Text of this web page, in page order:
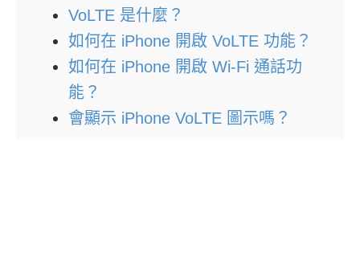
VoLTE 是什麼？
如何在 iPhone 開啟 VoLTE 功能？
如何在 iPhone 開啟 Wi-Fi 通話功
能？
會顯示 iPhone VoLTE 圖示嗎？